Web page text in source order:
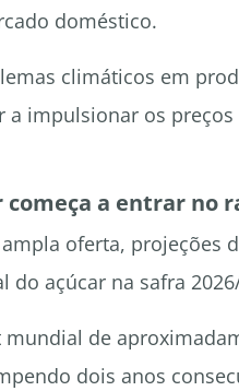
doméstico.
climáticos em
impulsionar os
a entrar no
oferta, projeções
do açúcar na safra
de
dois anos